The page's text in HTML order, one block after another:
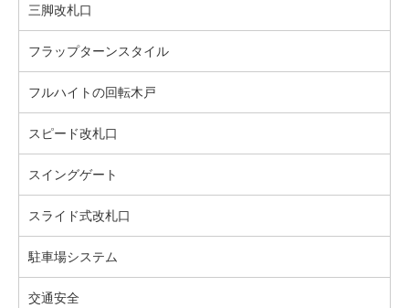
三脚改札口
フラップターンスタイル
フルハイトの回転木戸
スピード改札口
スイングゲート
スライド式改札口
駐車場システム
交通安全